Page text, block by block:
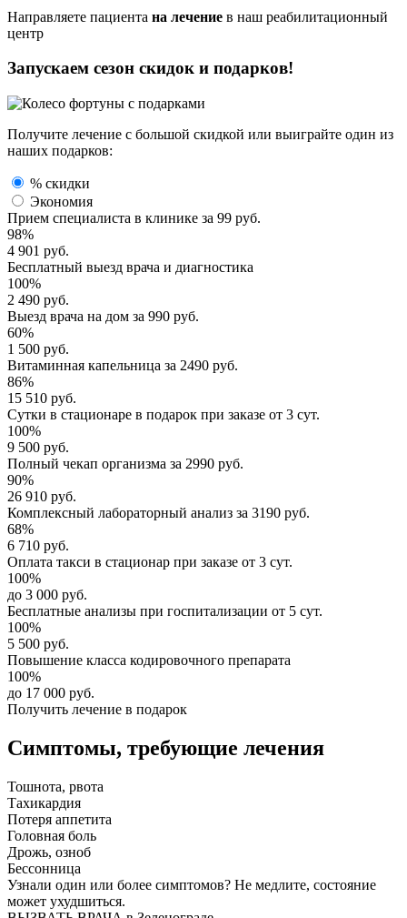
Направляете пациента на лечение в наш реабилитационный
центр
Запускаем сезон скидок и подарков!
Получите лечение с большой скидкой или выиграйте один из
наших подарков:
% скидки
Экономия
Прием специалиста в клинике за 99 руб.
98%
4 901 руб.
Бесплатный выезд врача и диагностика
100%
2 490 руб.
Выезд врача на дом за 990 руб.
60%
1 500 руб.
Витаминная капельница за 2490 руб.
86%
15 510 руб.
Сутки в стационаре в подарок при заказе от 3 сут.
100%
9 500 руб.
Полный чекап организма за 2990 руб.
90%
26 910 руб.
Комплексный лабораторный анализ за 3190 руб.
68%
6 710 руб.
Оплата такси в стационар при заказе от 3 сут.
100%
до 3 000 руб.
Бесплатные анализы при госпитализации от 5 сут.
100%
5 500 руб.
Повышение класса кодировочного препарата
100%
до 17 000 руб.
Получить лечение в подарок
Симптомы, требующие лечения
Тошнота, рвота
Тахикардия
Потеря аппетита
Головная боль
Дрожь, озноб
Бессонница
Узнали один или более симптомов? Не медлите, состояние
может ухудшиться.